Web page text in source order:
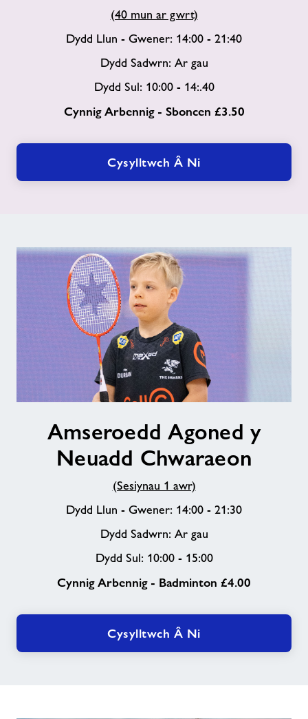
(40 mun ar gwrt)
Dydd Llun - Gwener: 14:00 - 21:40
Dydd Sadwrn: Ar gau
Dydd Sul: 10:00 - 14:.40
Cynnig Arbennig - Sboncen £3.50
Cysylltwch Â Ni
AgonedAmseroedd Agoned y
Neuadd Chwaraeon
(Sesiynau 1 awr)
Dydd Llun - Gwener: 14:00 - 21:30
Dydd Sadwrn: Ar gau
Dydd Sul: 10:00 - 15:00
Cynnig Arbennig - Badminton £4.00
Cysylltwch Â Ni